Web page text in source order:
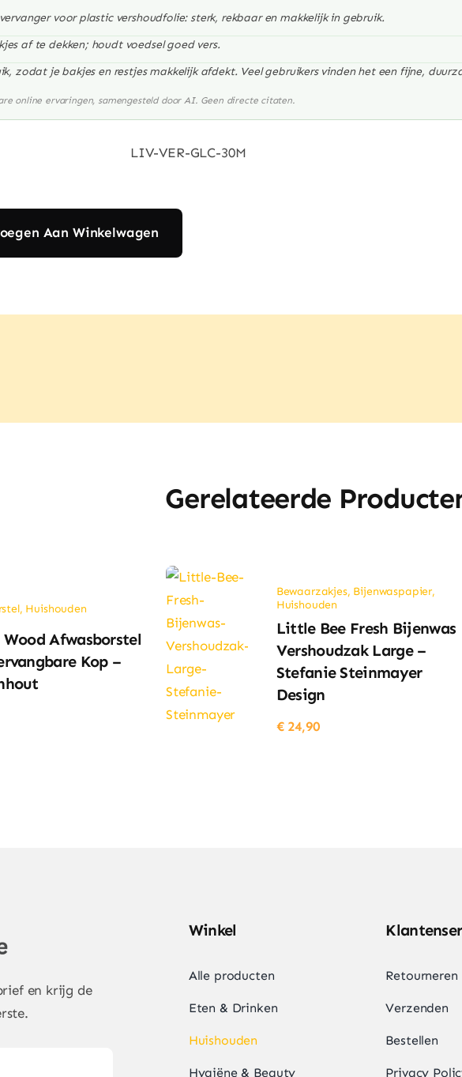
voor plastic vershoudfolie: sterk, rekbaar en makkelijk in gebruik.
af te dekken; houdt voedsel goed vers.
zodat je bakjes en restjes makkelijk afdekt. Veel gebruikers vinden het een fijne,
online ervaringen, samengesteld door AI. Geen directe citaten.
LIV-VER-GLC-30M
Aan Winkelwagen
Gerelateerde
, Huishouden
Wood Afwasborstel
Kop –
Bewaarzakjes, Bijenwaspapier,
Huishouden
Little Bee Fresh Bijenwas
Vershoudzak Large –
Stefanie Steinmayer
Design
€24,90
en krijg de
Winkel
Alle producten
Eten & Drinken
Huishouden
Hygiëne & Beauty
Retourneren
Verzenden
Bestellen
Privacy